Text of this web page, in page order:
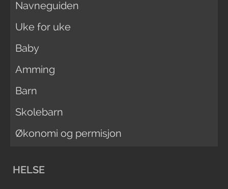
Navneguiden
Uke for uke
Baby
Amming
Barn
Skolebarn
Økonomi og permisjon
HELSE